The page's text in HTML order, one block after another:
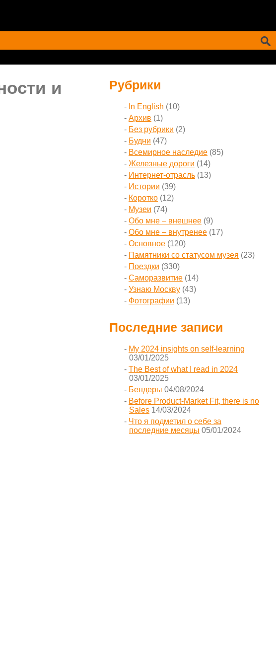
и
Рубрики
In English (10)
Архив (1)
Без рубрики (2)
Будни (47)
Всемирное наследие (85)
Железные дороги (14)
Интернет-отрасль (13)
Истории (39)
Коротко (12)
Музеи (74)
Обо мне – внешнее (9)
Обо мне – внутренее (17)
Основное (120)
Памятники со статусом музея (23)
Поездки (330)
Саморазвитие (14)
Узнаю Москву (43)
Фотографии (13)
Последние записи
My 2024 insights on self-learning
03/01/2025
The Best of what I read in 2024
03/01/2025
Бендеры 04/08/2024
Before Product-Market Fit, there is no
Sales 14/03/2024
Что я подметил о себе за
последние месяцы 05/01/2024